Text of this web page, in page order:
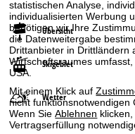
statistischen Analyse,
individualisierten Werbung
benötigen wir Ihre
die Datenweitergabe
Drittanbieter in Drittländern
Wirtschaftsraumes
USA.
Mit einem Klick auf
nicht funktionsnotwendigen
Wenn SieAblehnen
Vertragserfüllung
Übersicht
Skigebiet
Wetter